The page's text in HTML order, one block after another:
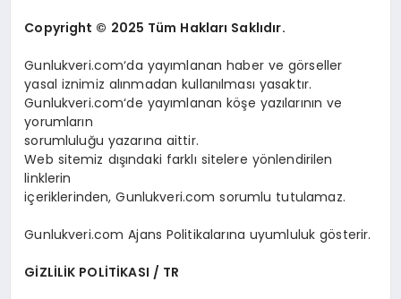
Copyright © 2025 Tüm Hakları Saklıdır.
Gunlukveri.com‘da yayımlanan haber ve görseller
yasal iznimiz alınmadan kullanılması yasaktır.
Gunlukveri.com‘de yayımlanan köşe yazılarının ve
yorumların
sorumluluğu yazarına aittir.
Web sitemiz dışındaki farklı sitelere yönlendirilen
linklerin
içeriklerinden, Gunlukveri.com sorumlu tutulamaz.
Gunlukveri.com Ajans Politikalarına uyumluluk gösterir.
GİZLİLİK POLİTİKASI / TR